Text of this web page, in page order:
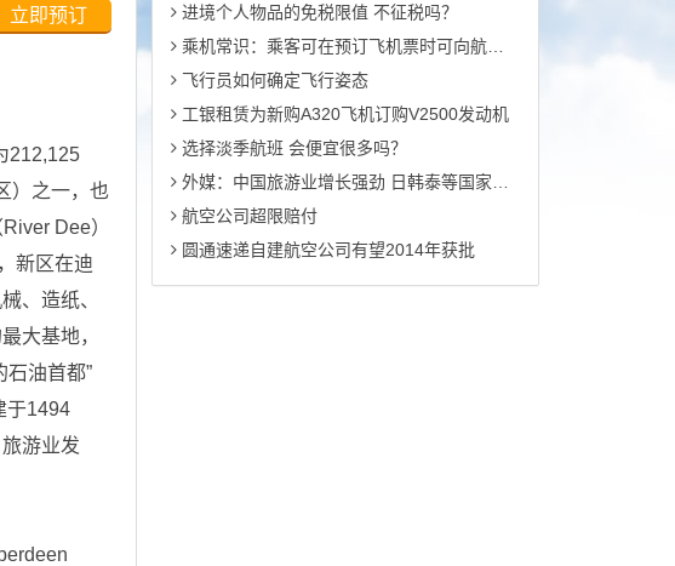
立即预订
212,125
）之一，也
Dee）
新区在迪
、造纸、
大基地，
油首都”
于1494
游业发
进境个人物品的免税限值 不征税吗？
乘机常识：乘客可在预订飞机票时可向航空公司预订特别餐
飞行员如何确定飞行姿态
工银租赁为新购A320飞机订购V2500发动机
选择淡季航班 会便宜很多吗？
外媒：中国旅游业增长强劲 日韩泰等国家将受益
航空公司超限赔付
圆通速递自建航空公司有望2014年获批